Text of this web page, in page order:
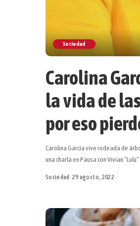
Sociedad
Carolina
la vida de
por eso
Carolina García vive rodeada de
una charla en Pausa con Vivian
Sociedad 29 agosto, 2022